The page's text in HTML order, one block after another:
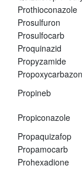
Prothioconazole
Prosulfuron
Prosulfocarb
Proquinazid
Propyzamide
Propineb
Propiconazole
Propaquizafop
Propamocarb
Prohexadione